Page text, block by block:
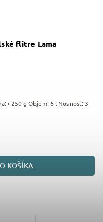
flitre Lama
KOŠÍKA
‹ 250 g Objem: 6 l Nosnosť: 3